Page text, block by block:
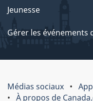
Jeunesse
Gérer les événements
Médias sociaux
À propos de